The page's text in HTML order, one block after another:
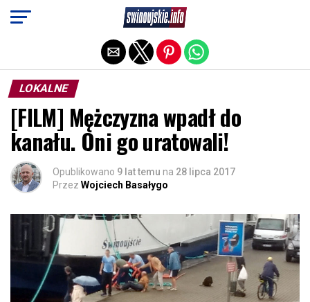
LOKALNE
[FILM] Mężczyzna wpadł do
kanału. Oni go uratowali!
Opublikowano 9 lat temu na 28 lipca 2017
Przez Wojciech Basałygo
Exit mobile version